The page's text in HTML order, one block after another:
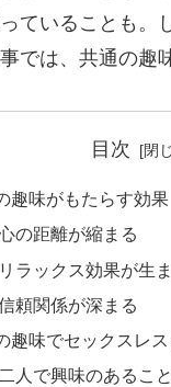
ていることも
は、共通の趣
目次
趣味がもたらす効果
の距離が縮まる
ラックス効果が生
頼関係が深まる
趣味でセックスレ
人で興味のあるこ